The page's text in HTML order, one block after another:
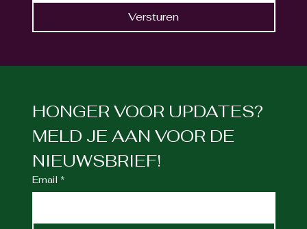
Versturen
HONGER VOOR UPDATES?
MELD JE AAN VOOR DE
NIEUWSBRIEF!
Email *